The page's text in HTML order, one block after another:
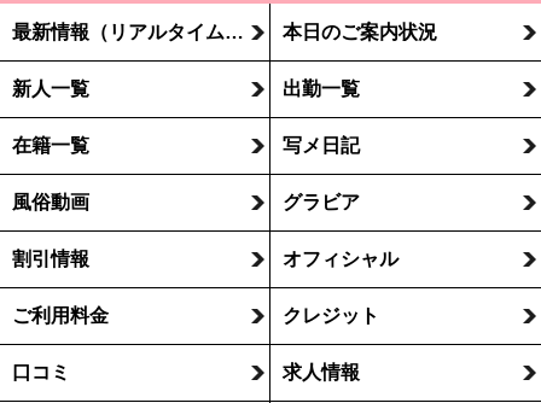
最新情報（リアルタイム速報） 本日のご案内状況
新人一覧 出勤一覧
在籍一覧 写メ日記
風俗動画 グラビア
割引情報 オフィシャル
ご利用料金 クレジット
口コミ 求人情報